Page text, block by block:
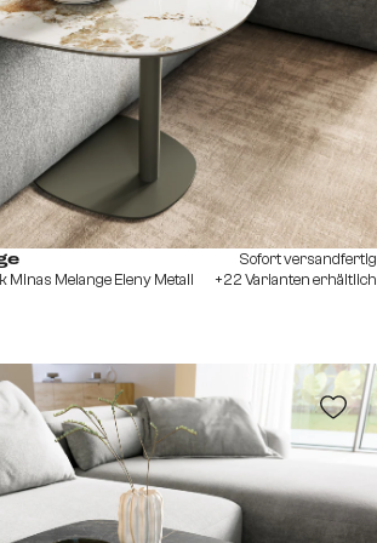
Melange Eleny Metall
Sofort versandfertig
+22 Varianten erhältlich